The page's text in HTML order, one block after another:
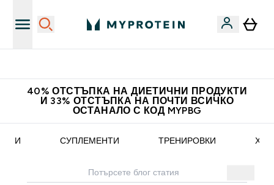
40% ОТСТЪПКА НА ДИЕТИЧНИ ПРОДУКТИ
И 33% ОТСТЪПКА НА ПОЧТИ ВСИЧКО
ОСТАНАЛО С КОД MYPBG
СУПЛЕМЕНТИ ТРЕНИРОВКИ